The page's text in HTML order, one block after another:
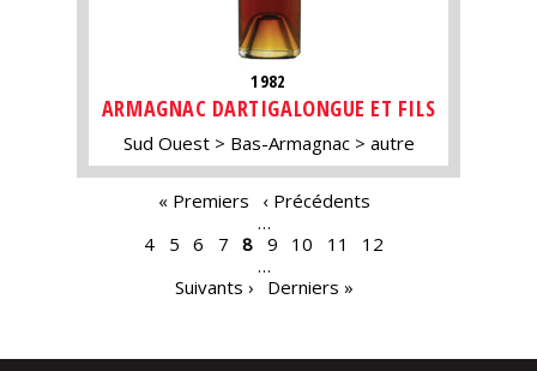
1982
ARMAGNAC DARTIGALONGUE ET FILS
Sud Ouest Bas-Armagnac autre
« Premiers
‹ Précédents
…
4
5 6 7 8 9 10 11
12
…
Suivants ›
Derniers »